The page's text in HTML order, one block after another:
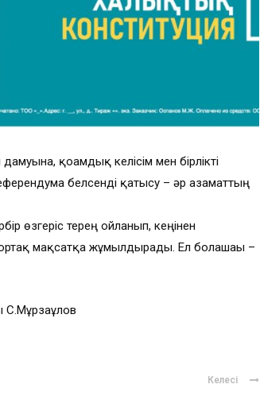
қоғамдық келісім мен бірлікті
белсенді қатысу – әр азаматтың
өзгеріс терең ойланып, кеңінен
ортақ мақсатқа жұмылдырады. Ел болашағы –
С.Мұрзағұлов
Келесі